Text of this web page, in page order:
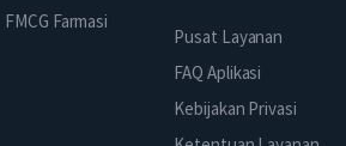
FMCG Farmasi
Pusat Layanan
FAQ Aplikasi
Kebijakan Privasi